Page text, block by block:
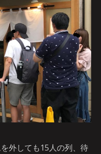
外しても15人の列、待